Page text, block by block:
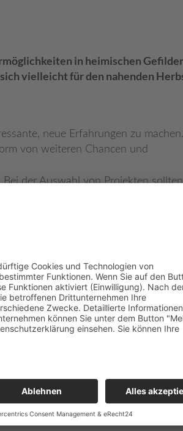
in heimischen
vielleicht für den nahenden
neue Erfahrungen zu
von weiteren Chancen und
der Auswahl von Projekten
zu erreichen, obwohl dies aus
zu beschäftigen und erste
Welche Ziele wurden schon
ersetzt werden? Vielleicht
richten und durch Ihr
für Herbst schriftlich zu
Planen Sie diese
ist der richtige Zeitpunkt, sich